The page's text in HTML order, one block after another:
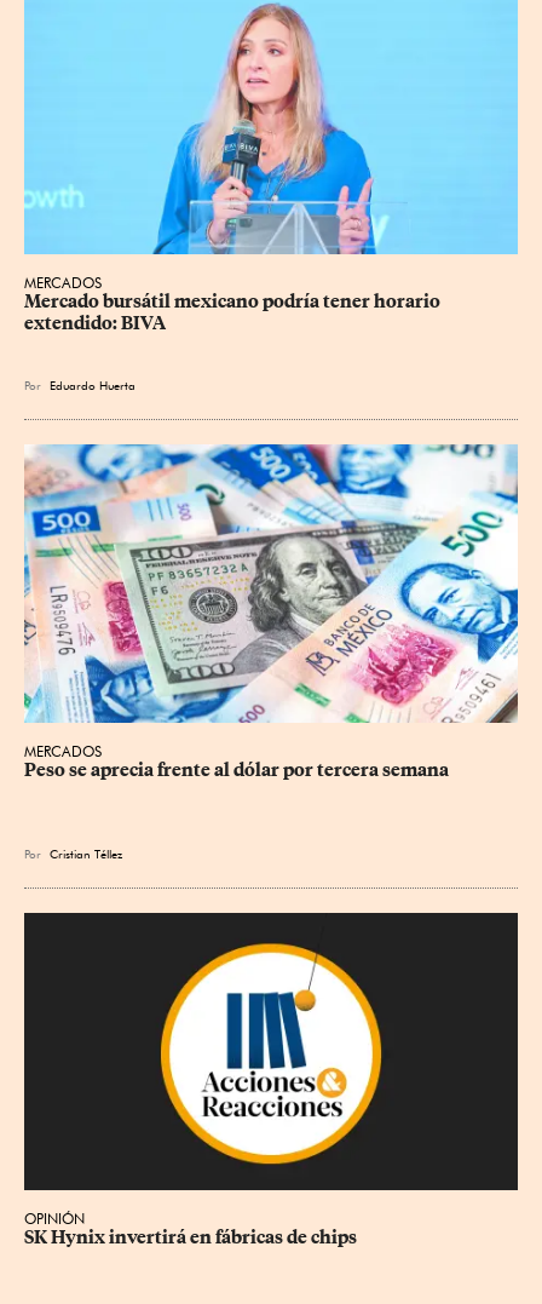
MERCADOS
Mercado bursátil mexicano podría tener horario
extendido: BIVA
Por Eduardo Huerta
MERCADOS
Peso se aprecia frente al dólar por tercera semana
Por Cristian Téllez
OPINIÓN
SK Hynix invertirá en fábricas de chips